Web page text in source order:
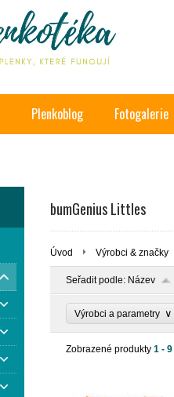
Plenkoblog Fotogalerie
bumGenius Littles
Úvod Výrobci & značky
Seřadit podle: Název
Výrobci a parametry ∨
Zobrazené produkty 1 - 9